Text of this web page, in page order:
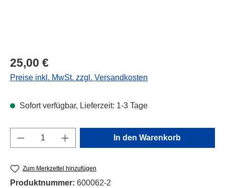
Regulärer Preis:
25,00 €
Preise inkl. MwSt. zzgl. Versandkosten
Sofort verfügbar, Lieferzeit: 1-3 Tage
Produkt Anzahl: Gib den gewünschten
In den Warenkorb
Zum Merkzettel hinzufügen
Produktnummer: 600062-2